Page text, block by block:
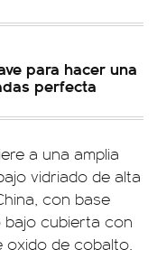
para hacer una
perfecta
a una amplia
vidriado de alta
con base
cubierta con
oxido de cobalto.